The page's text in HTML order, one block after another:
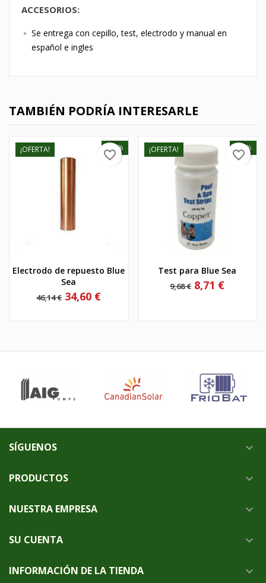
ACCESORIOS:
Se entrega con cepillo, test, electrodo y manual en
español e ingles
TAMBIÉN PODRÍA INTERESARLE
¡OFERTA!
Electrodo de repuesto Blue
Sea
Precio
base
46,14 €
-25%
Precio
34,60 €
favorite_border ¡OFERTA!
Test para Blue Sea
Precio
base
9,68 €
-10%
Precio
8,71 €
favorite_border
SÍGUENOS 
PRODUCTOS 
NUESTRA EMPRESA 
SU CUENTA 
INFORMACIÓN DE LA TIENDA 